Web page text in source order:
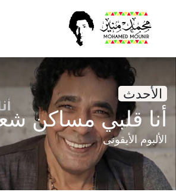
الأحدث
أنا قلبي مساكن
الألبوم الأيقونى